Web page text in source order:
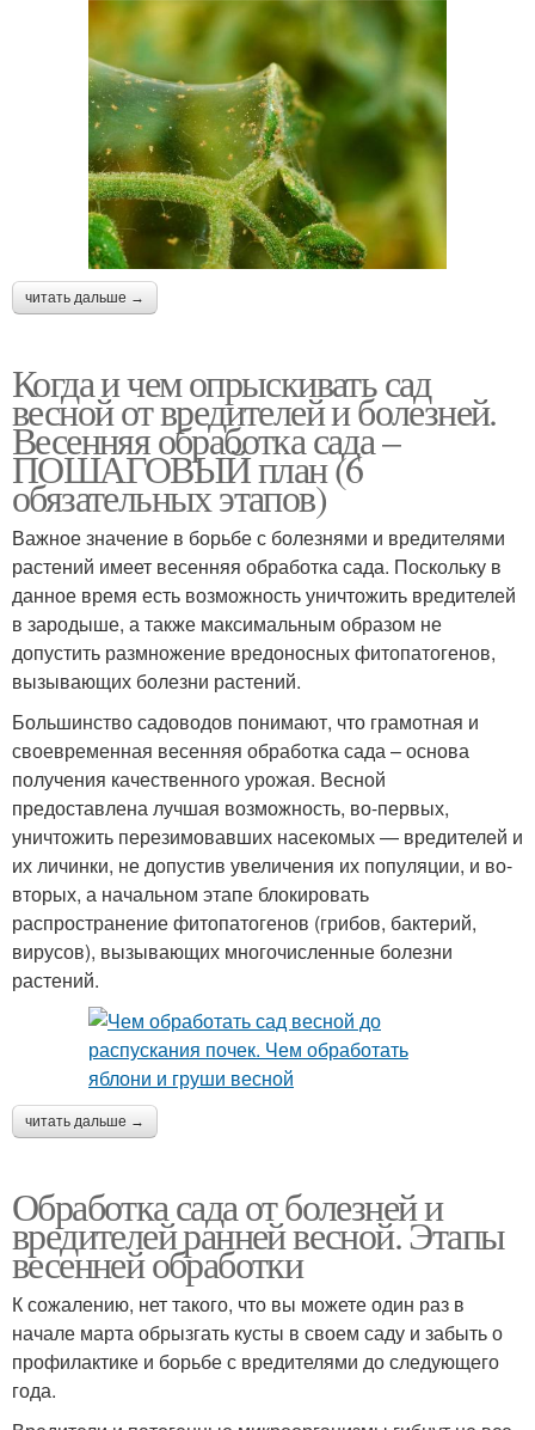
читать дальше →
Когда и чем опрыскивать сад
весной от вредителей и болезней.
Весенняя обработка сада –
ПОШАГОВЫЙ план (6
обязательных этапов)
Важное значение в борьбе с болезнями и вредителями
растений имеет весенняя обработка сада. Поскольку в
данное время есть возможность уничтожить вредителей
в зародыше, а также максимальным образом не
допустить размножение вредоносных фитопатогенов,
вызывающих болезни растений.
Большинство садоводов понимают, что грамотная и
своевременная весенняя обработка сада – основа
получения качественного урожая. Весной
предоставлена лучшая возможность, во-первых,
уничтожить перезимовавших насекомых — вредителей и
их личинки, не допустив увеличения их популяции, и во-
вторых, а начальном этапе блокировать
распространение фитопатогенов (грибов, бактерий,
вирусов), вызывающих многочисленные болезни
растений.
читать дальше →
Обработка сада от болезней и
вредителей ранней весной. Этапы
весенней обработки
К сожалению, нет такого, что вы можете один раз в
начале марта обрызгать кусты в своем саду и забыть о
профилактике и борьбе с вредителями до следующего
года.